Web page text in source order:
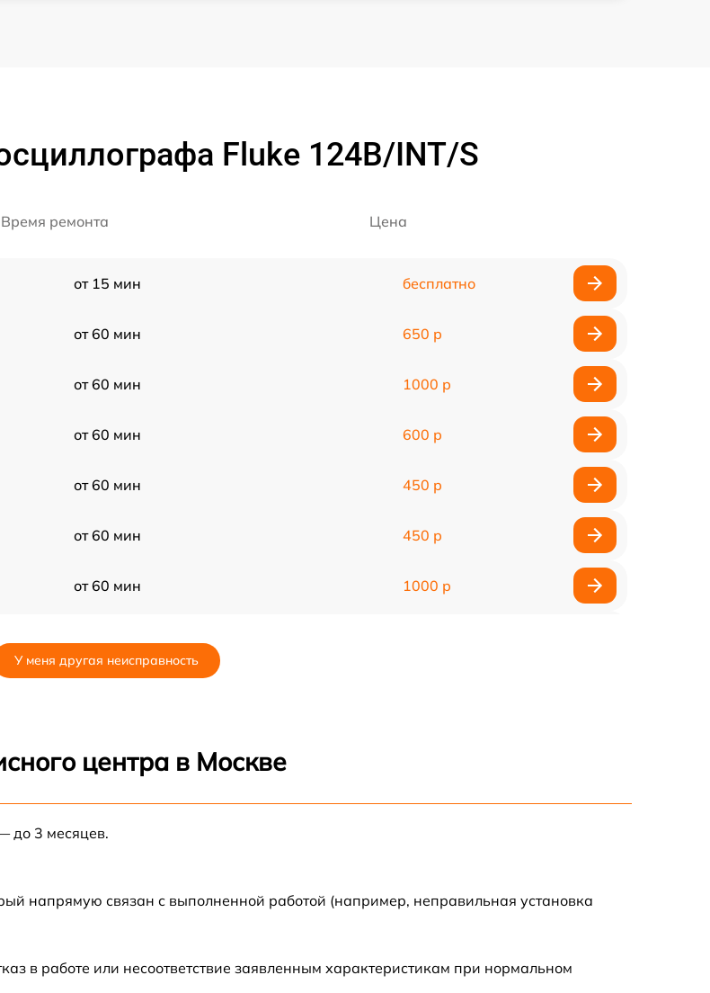
Fluke 124B/INT/S
Время ремонта Цена
от 15 мин бесплатно
от 60 мин 650 р
от 60 мин 1000 р
от 60 мин 600 р
от 60 мин 450 р
от 60 мин 450 р
от 60 мин 1000 р
У меня другая неисправность
центра в Москве
до 3 месяцев.
напрямую связан с выполненной работой (например, неправильная установка
в работе или несоответствие заявленным характеристикам при нормальном